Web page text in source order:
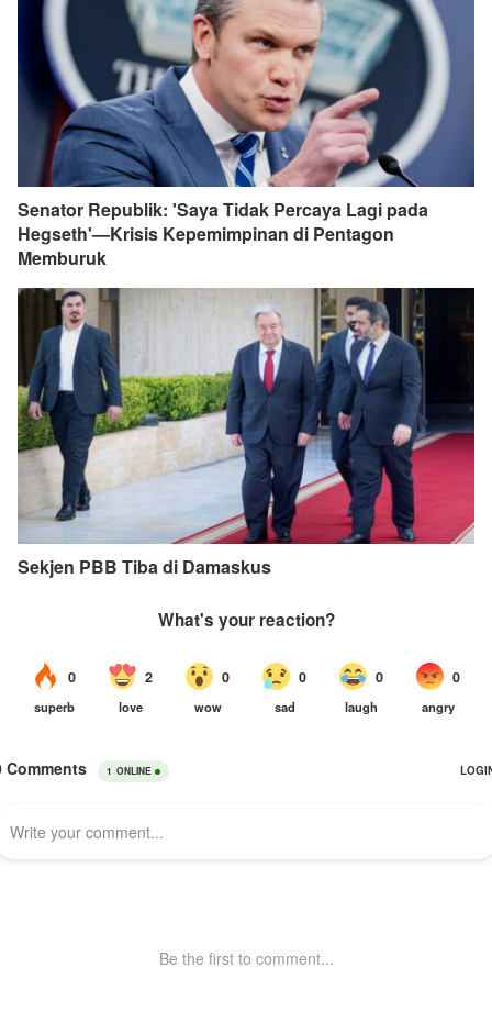
Senator Republik: 'Saya Tidak Percaya Lagi pada
Hegseth'—Krisis Kepemimpinan di Pentagon
Memburuk
Sekjen PBB Tiba di Damaskus